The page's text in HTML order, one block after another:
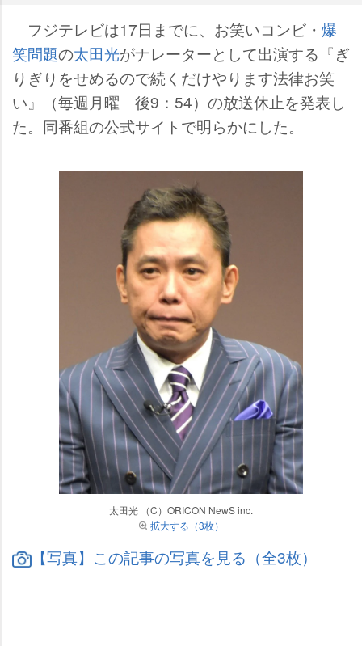
フジテレビは17日までに、お笑いコンビ・ 爆
笑問題の太田光がナレーターとして出演する『ぎ
りぎりをせめるので続くだけやります法律お笑
い』（毎週月曜 後9：54）の放送休止を発表し
た。同番組の公式サイトで明らかにした。
太田光 （C）ORICON NewS inc.
拡大する（3枚）
【写真】この記事の写真を見る（全3枚）